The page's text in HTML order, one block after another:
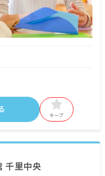
当（※期限あり）1,000円～9,000
キープ
千里中央